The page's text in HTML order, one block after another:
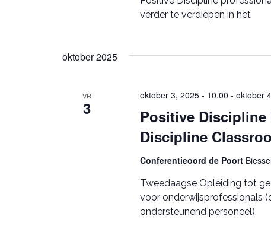
verder te verdiepen in het
oktober 2025
VR
3
Positive
Discipline
oktober 3, 2025 - 10.00 -oktober
Conferentieoord de Poort
Tweedaagse Opleiding tot
voor onderwijsprofessionals
ondersteunend personeel).